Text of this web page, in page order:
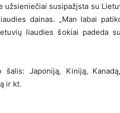
užsieniečiai susipažįsta su
dainas. „Man labai
liaudies šokiai padeda
Japoniją, Kiniją,
ir kt.